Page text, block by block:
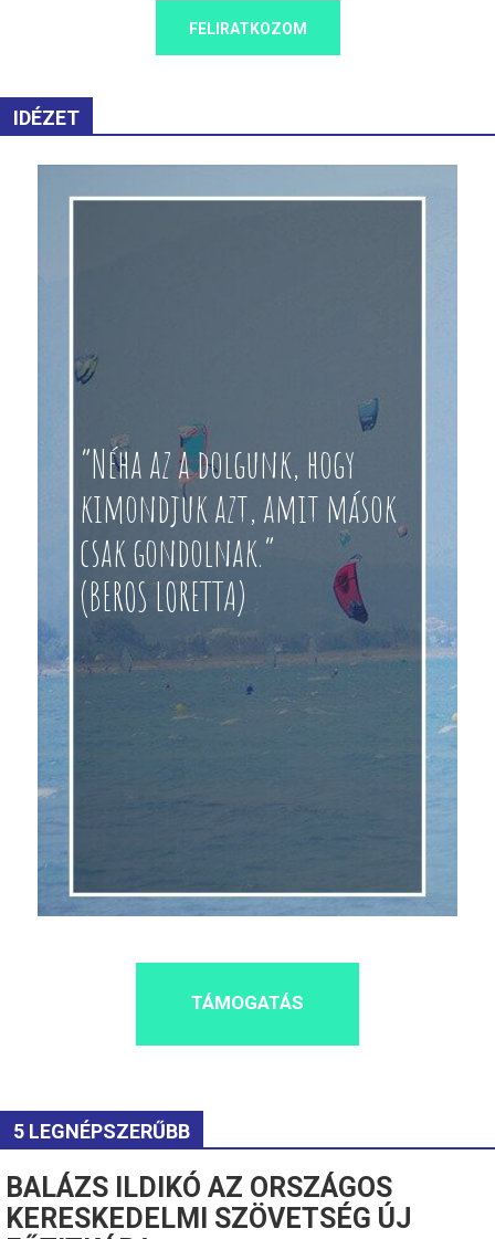
FELIRATKOZOM
IDÉZET
“Néha az a dolgunk, hogy
kimondjuk azt, amit mások
csak gondolnak.”
(BEROS LORETTA)
TÁMOGATÁS
5 LEGNÉPSZERŰBB
BALÁZS ILDIKÓ AZ ORSZÁGOS
KERESKEDELMI SZÖVETSÉG ÚJ